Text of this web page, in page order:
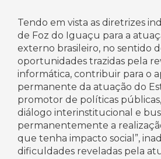
Tendo em vista as diretrizes
de Foz do Iguaçu para a
externo brasileiro, no sentido
oportunidades trazidas pela
informática, contribuir para o
permanente da atuação do
promotor de políticas
diálogo interinstitucional e
permanentemente a
que tenha impacto social”,
dificuldades reveladas pela